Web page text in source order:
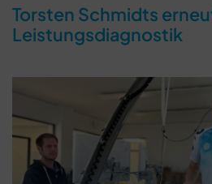
Torsten Schmidts
Leistungsdiagnostik